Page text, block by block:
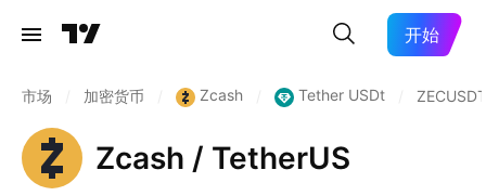
开始
市场 加密货币 Zcash Tether USDt ZECUSDT
Zcash / TetherUS